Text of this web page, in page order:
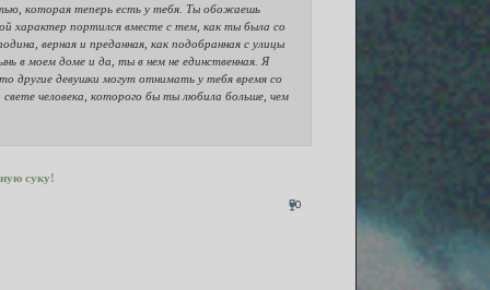
которая теперь есть у тебя. Ты обожаешь
характер портился вместе с тем, как ты была со
верная и преданная, как подобранная с улицы
в моем доме и да, ты в нем не единственная. Я
другие девушки могут отнимать у тебя время со
человека, которого бы ты любила больше, чем
суку!
0